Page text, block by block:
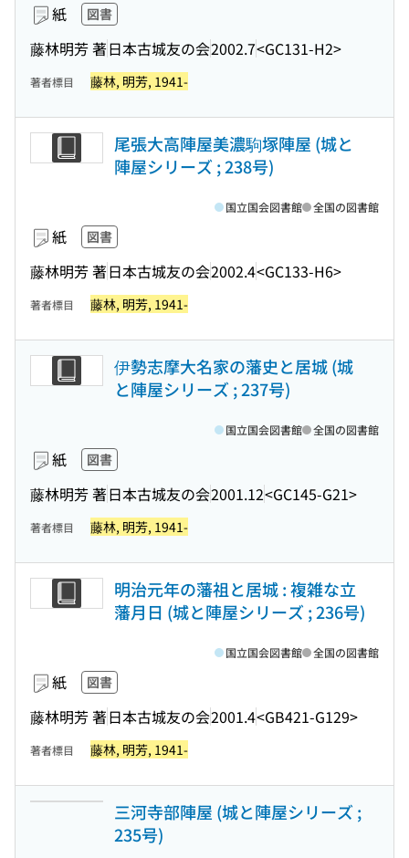
紙 図書
藤林明芳 著日本古城友の会2002.7<GC131-H2>
著者標目 藤林, 明芳, 1941-
尾張大高陣屋美濃駒塚陣屋 (城と
陣屋シリーズ ; 238号)
紙 図書
藤林明芳 著日本古城友の会2002.4<GC133-H6>
国立国会図書館 全国の図書館
著者標目 藤林, 明芳, 1941-
伊勢志摩大名家の藩史と居城 (城
と陣屋シリーズ ; 237号)
紙 図書
藤林明芳 著日本古城友の会2001.12<GC145-G21>
国立国会図書館 全国の図書館
著者標目 藤林, 明芳, 1941-
明治元年の藩祖と居城 : 複雑な立
藩月日 (城と陣屋シリーズ ; 236号)
紙 図書
藤林明芳 著日本古城友の会2001.4<GB421-G129>
国立国会図書館 全国の図書館
著者標目 藤林, 明芳, 1941-
三河寺部陣屋 (城と陣屋シリーズ ;
235号)